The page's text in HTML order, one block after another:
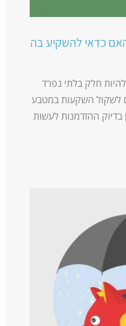
כדאי להשקיע בה
חלק בלתי נפרד
לשקול השקעות במטבע
בדיוק ההזדמנות לעשות